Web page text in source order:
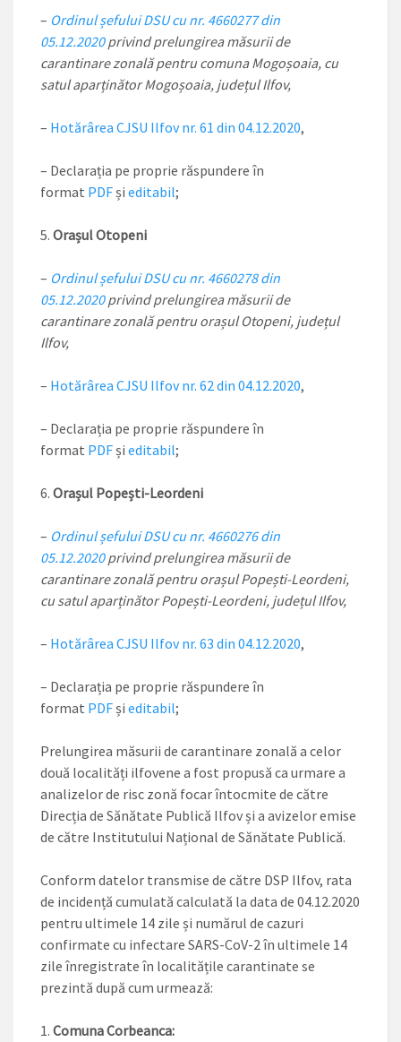
– Ordinul șefului DSU cu nr. 4660277 din
05.12.2020privind prelungirea măsurii de
carantinare zonală pentru comuna Mogoșoaia, cu
satul aparținător Mogoșoaia, județul Ilfov,
– Hotărârea CJSU Ilfov nr. 61 din 04.12.2020,
– Declarația pe proprie răspundere în
format PDFși editabil;
Orașul Otopeni
– Ordinul șefului DSU cu nr. 4660278 din
05.12.2020privind prelungirea măsurii de
carantinare zonală pentru orașul Otopeni, județul
Ilfov,
– Hotărârea CJSU Ilfov nr. 62 din 04.12.2020,
– Declarația pe proprie răspundere în
format PDFși editabil;
Orașul Popești-Leordeni
– Ordinul șefului DSU cu nr. 4660276 din
05.12.2020privind prelungirea măsurii de
carantinare zonală pentru orașul Popești-Leordeni,
cu satul aparținător Popești-Leordeni, județul Ilfov,
– Hotărârea CJSU Ilfov nr. 63 din 04.12.2020,
– Declarația pe proprie răspundere în
format PDFși editabil;
Prelungirea măsurii de carantinare zonală a celor
două localități ilfovene a fost propusă ca urmare a
analizelor de risc zonă focar întocmite de către
Direcția de Sănătate Publică Ilfov și a avizelor emise
de către Institutului Național de Sănătate Publică.
Conform datelor transmise de către DSP Ilfov, rata
de incidență cumulată calculată la data de 04.12.2020
pentru ultimele 14 zile și numărul de cazuri
confirmate cu infectare SARS-CoV-2 în ultimele 14
zile înregistrate în localitățile carantinate se
prezintă după cum urmează:
Comuna Corbeanca: